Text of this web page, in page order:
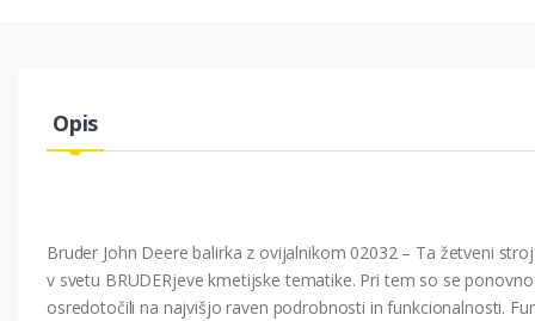
Opis
Bruder John Deere balirka z ovijalnikom 02032 – Ta žetveni
v svetu BRUDERjeve kmetijske tematike. Pri tem so se ponovno
osredotočili na najvišjo raven podrobnosti in funkcionalnosti.